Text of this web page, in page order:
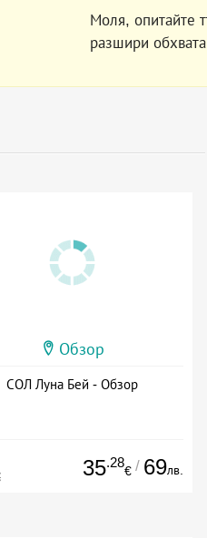
Моля, опитайте
разшири
Обзор
СОЛ Луна Бей - Обзор
35.28
€ / 69лв.